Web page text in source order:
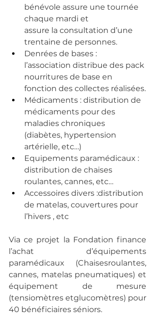
bénévole assure une tournée
chaque mardi et
assure la consultation d’une
trentaine de personnes.
Denrées de bases :
l’association distribue des pack
nourritures de base en
fonction des collectes réalisées.
Médicaments : distribution de
médicaments pour des
maladies chroniques
(diabètes, hypertension
artérielle, etc…)
Equipements paramédicaux :
distribution de chaises
roulantes, cannes, etc…
Accessoires divers :distribution
de matelas, couvertures pour
l’hivers , etc
Via ce projet la Fondation finance
l’achat d’équipements
paramédicaux (Chaisesroulantes,
cannes, matelas pneumatiques) et
équipement de mesure
(tensiomètres etglucomètres) pour
40 bénéficiaires séniors.